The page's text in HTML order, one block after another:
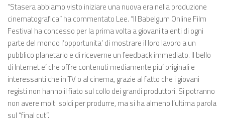
“Stasera abbiamo visto iniziare una nuova era nella produzione
cinematografica” ha commentato Lee. “Il Babelgum Online Film
Festival ha concesso per la prima volta a giovani talenti di ogni
parte del mondo l’opportunita’ di mostrare il loro lavoro a un
pubblico planetario e di riceverne un feedback immediato. Il bello
di Internet e’ che offre contenuti mediamente piu’ originali e
interessanti che in TV o al cinema, grazie al fatto che i giovani
registi non hanno il fiato sul collo dei grandi produttori. Si potranno
non avere molti soldi per produrre, ma si ha almeno l’ultima parola
sul “final cut”.